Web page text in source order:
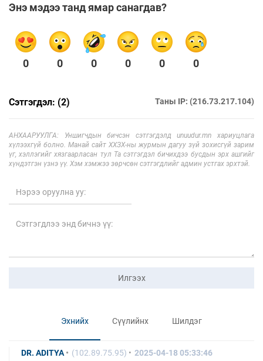
Энэ мэдээ танд ямар санагдав?
0 0 0 0 0 0
Сэтгэгдэл: (2) Таны IP: (216.73.217.104)
АНХААРУУЛГА: Уншигчдын бичсэн сэтгэгдэлд unuudur.mn хариуцлага
хүлээхгүй болно. Манай сайт ХХЗХ-ны журмын дагуу зүй зохисгүй зарим
үг, хэллэгийг хязгаарласан тул Та сэтгэгдэл бичихдээ бусдын эрх ашгийг
хүндэтгэн үзнэ үү. Хэм хэмжээ зөрчсөн сэтгэгдлийг админ устгах эрхтэй.
Илгээх
Эхнийх Сүүлийнх Шилдэг
DR. ADITYA (102.89.75.95) 2025-04-18 05:33:46